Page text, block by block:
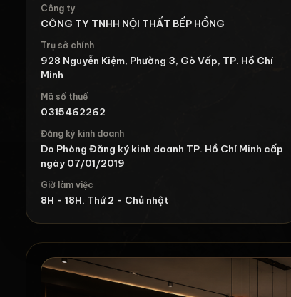
Công ty
CÔNG TY TNHH NỘI THẤT BẾP HỒNG
Trụ sở chính
928 Nguyễn Kiệm, Phường 3, Gò Vấp, TP. Hồ Chí
Minh
Mã số thuế
0315462262
Đăng ký kinh doanh
Do Phòng Đăng ký kinh doanh TP. Hồ Chí Minh cấp
ngày 07/01/2019
Giờ làm việc
8H - 18H, Thứ 2 - Chủ nhật